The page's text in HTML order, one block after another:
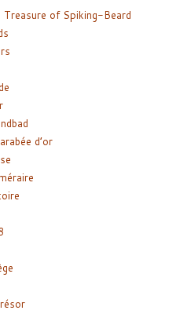
Treasure of Spiking-Beard
d’or